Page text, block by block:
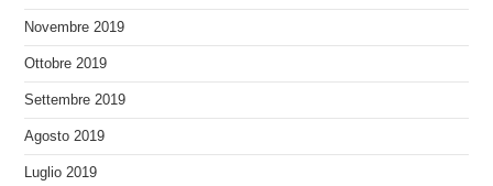
Novembre 2019
Ottobre 2019
Settembre 2019
Agosto 2019
Luglio 2019